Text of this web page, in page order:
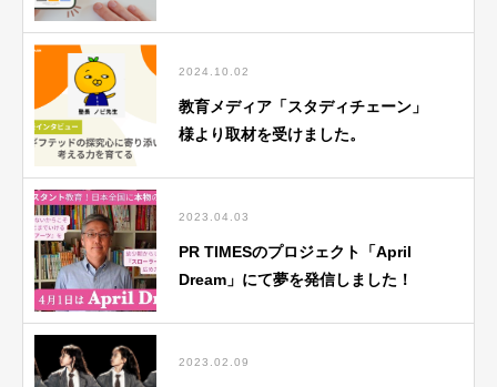
2024.10.02
教育メディア「スタディチェーン」
様より取材を受けました。
2023.04.03
PR TIMESのプロジェクト「April
Dream」にて夢を発信しました！
2023.02.09